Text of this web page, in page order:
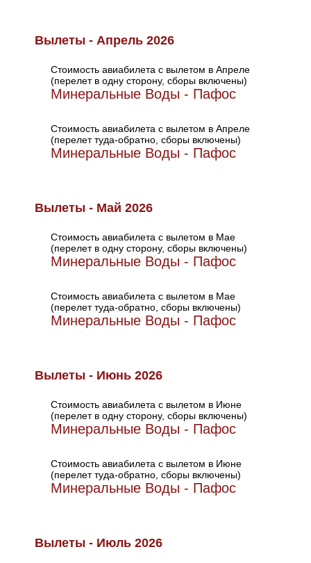
Вылеты - Апрель 2026
Стоимость авиабилета с вылетом в Апреле
(перелет в одну сторону, сборы включены)
Минеральные Воды - Пафос
Стоимость авиабилета с вылетом в Апреле
(перелет туда-обратно, сборы включены)
Минеральные Воды - Пафос
Вылеты - Май 2026
Стоимость авиабилета с вылетом в Мае
(перелет в одну сторону, сборы включены)
Минеральные Воды - Пафос
Стоимость авиабилета с вылетом в Мае
(перелет туда-обратно, сборы включены)
Минеральные Воды - Пафос
Вылеты - Июнь 2026
Стоимость авиабилета с вылетом в Июне
(перелет в одну сторону, сборы включены)
Минеральные Воды - Пафос
Стоимость авиабилета с вылетом в Июне
(перелет туда-обратно, сборы включены)
Минеральные Воды - Пафос
Вылеты - Июль 2026